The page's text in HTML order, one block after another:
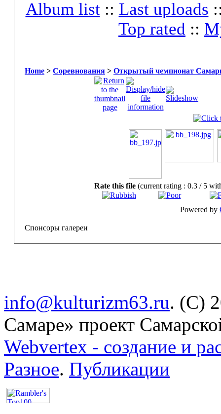
Album list:: Last uploads
Top rated ::
Home > Соревнования > Открытый чемпионат
Rate this file (current rating : 0.3 / 5
Powered by
Спонсоры галереи
info@kulturizm63.ru. (C)
Самаре» проект
Webvertex - создание и
Разное. Публикации